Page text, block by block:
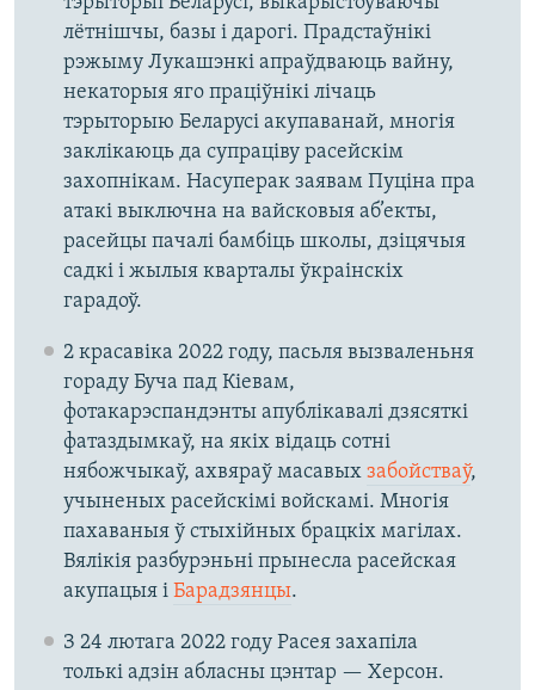
лётнішчы, базы і дарогі. Прадстаўнікі
рэжыму Лукашэнкі апраўдваюць вайну,
некаторыя яго праціўнікі лічаць
тэрыторыю Беларусі акупаванай, многія
заклікаюць да супраціву расейскім
захопнікам. Насуперак заявам Пуціна пра
атакі выключна на вайсковыя аб’екты,
расейцы пачалі бамбіць школы, дзіцячыя
садкі і жылыя кварталы ўкраінскіх
гарадоў.
2 красавіка 2022 году, пасьля вызваленьня
гораду Буча пад Кіевам,
фотакарэспандэнты апублікавалі дзясяткі
фатаздымкаў, на якіх відаць сотні
нябожчыкаў, ахвяраў масавых забойстваў,
учыненых расейскімі войскамі. Многія
пахаваныя ў стыхійных брацкіх магілах.
Вялікія разбурэньні прынесла расейская
акупацыя і Барадзянцы.
З 24 лютага 2022 году Расея захапіла
толькі адзін абласны цэнтар — Херсон.